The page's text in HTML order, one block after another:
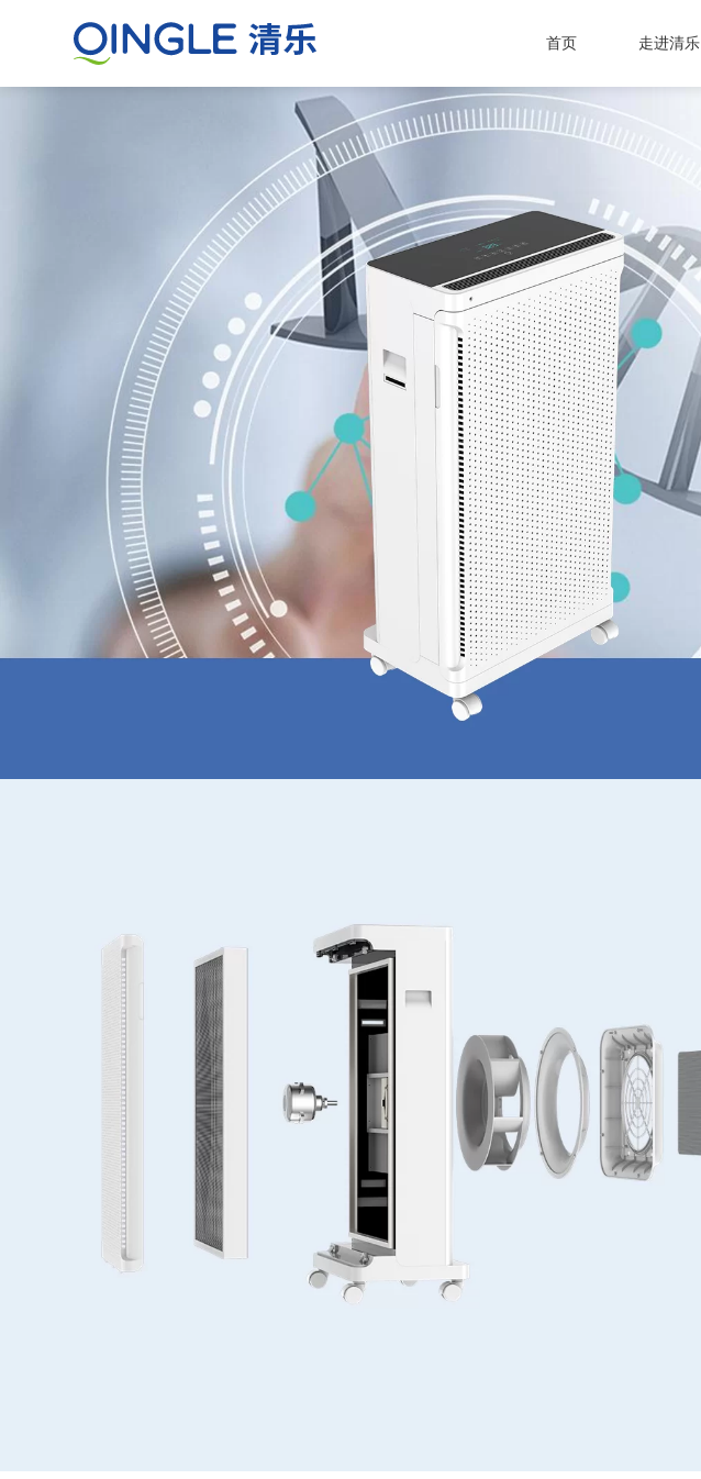
首页 走进清乐